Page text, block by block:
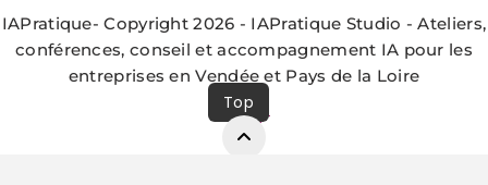
IAPratique- Copyright 2026 - IAPratique Studio - Ateliers,
conférences, conseil et accompagnement IA pour les
entreprises en Vendée et Pays de la Loire
Top